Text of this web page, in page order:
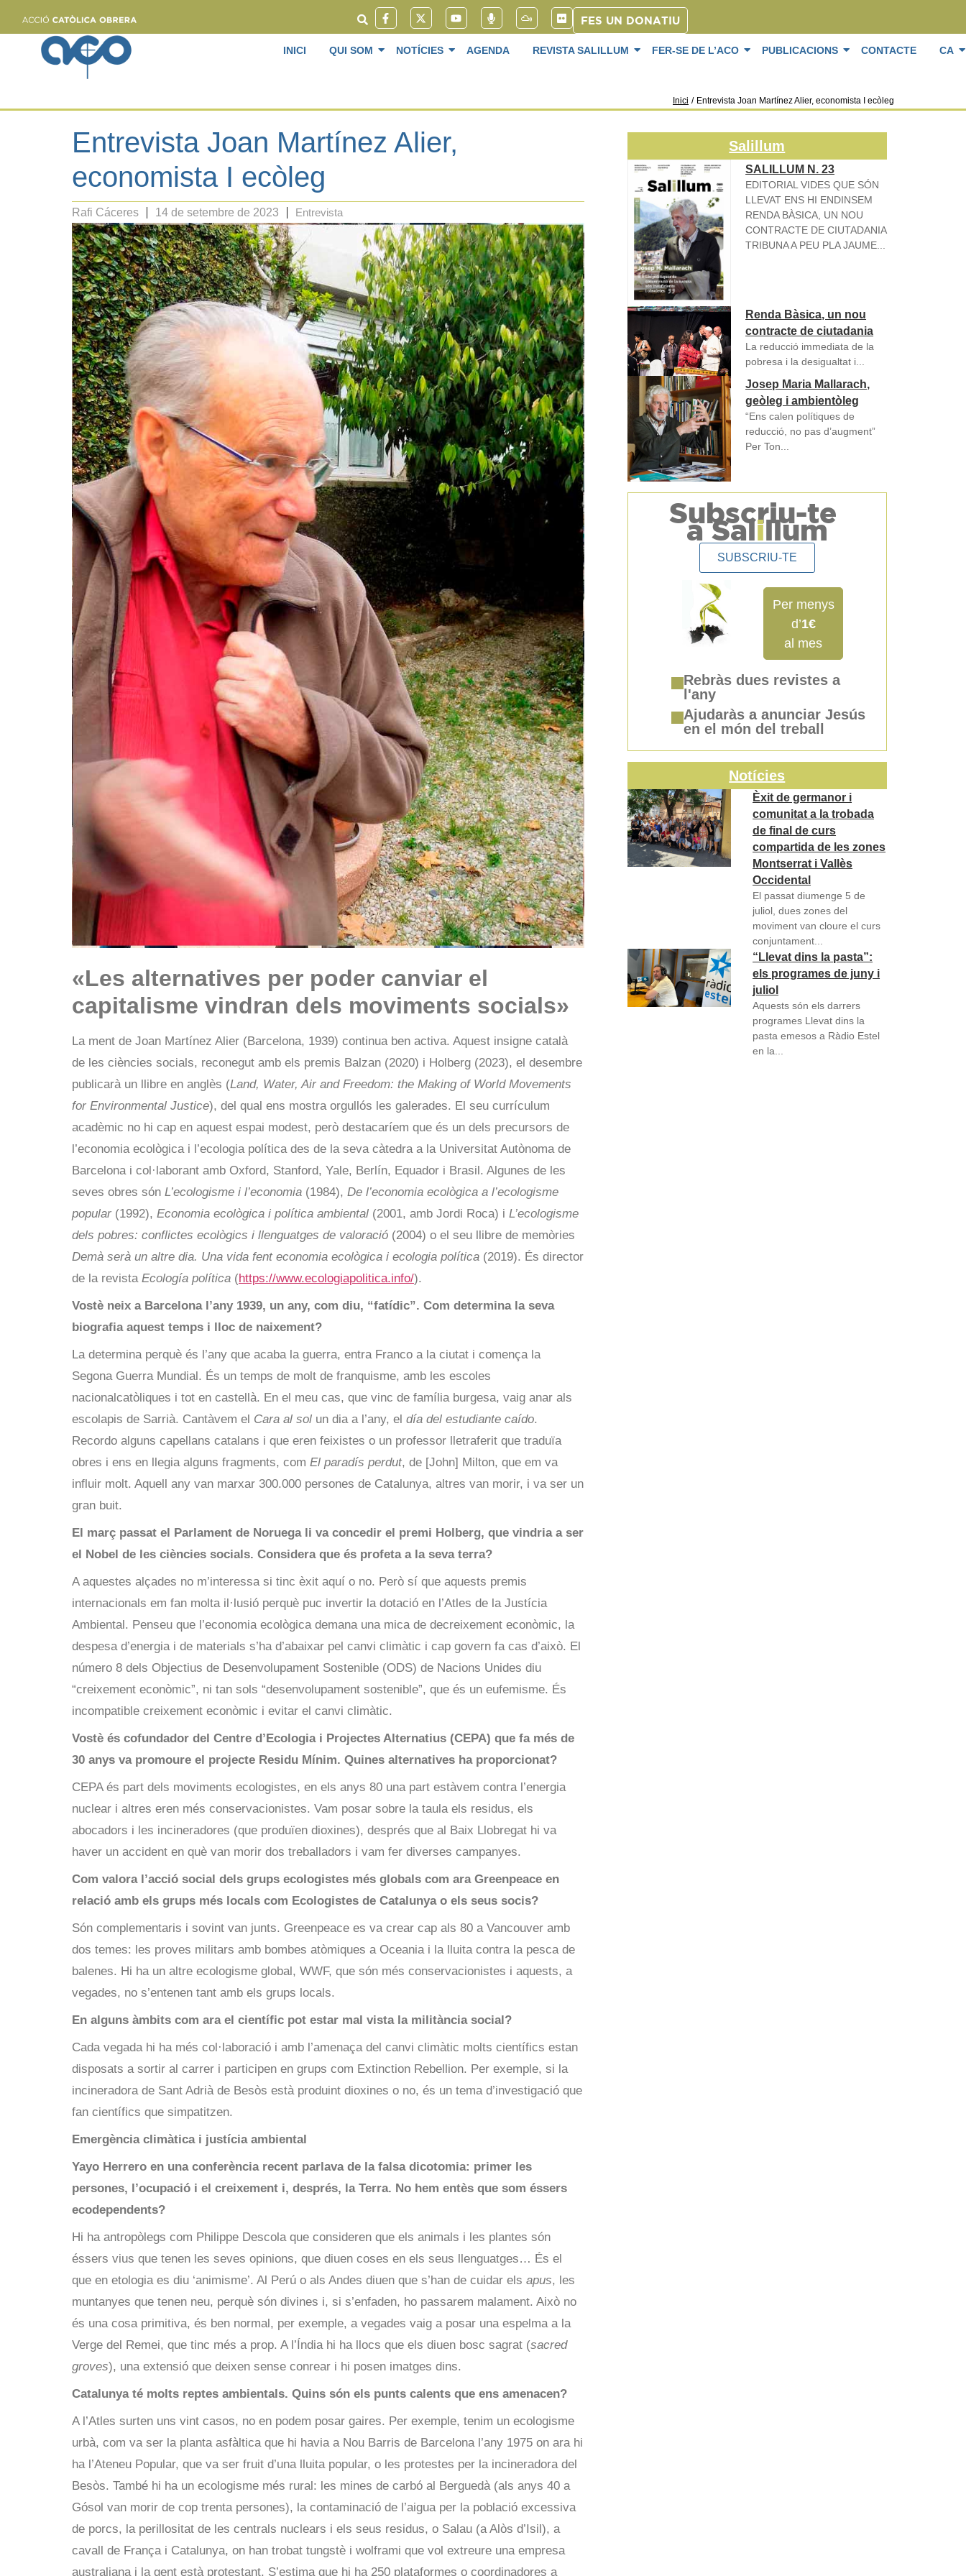
FES UN DONATIU
INICI QUI SOM NOTÍCIES AGENDA REVISTA SALILLUM FER-SE DE L’ACO PUBLICACIONS CONTACTE CA
Inici / Entrevista Joan Martínez Alier, economista I ecòleg
Entrevista Joan Martínez Alier,
economista I ecòleg
Rafi Cáceres 14 de setembre de 2023 Entrevista
«Les alternatives per poder canviar el
capitalisme vindran dels moviments socials»
La ment de Joan Martínez Alier (Barcelona, 1939) continua ben activa. Aquest insigne català
de les ciències socials, reconegut amb els premis Balzan (2020) i Holberg (2023), el desembre
publicarà un llibre en anglès (Land, Water, Air and Freedom: the Making of World Movements
for Environmental Justice), del qual ens mostra orgullós les galerades. El seu currículum
acadèmic no hi cap en aquest espai modest, però destacaríem que és un dels precursors de
l’economia ecològica i l’ecologia política des de la seva càtedra a la Universitat Autònoma de
Barcelona i col·laborant amb Oxford, Stanford, Yale, Berlín, Equador i Brasil. Algunes de les
seves obres són L’ecologisme i l’economia (1984), De l’economia ecològica a l’ecologisme
popular (1992), Economia ecològica i política ambiental (2001, amb Jordi Roca) i L’ecologisme
dels pobres: conflictes ecològics i llenguatges de valoració (2004) o el seu llibre de memòries
Demà serà un altre dia. Una vida fent economia ecològica i ecologia política (2019). És director
de la revista Ecología política (https://www.ecologiapolitica.info/).
Vostè neix a Barcelona l’any 1939, un any, com diu, “fatídic”. Com determina la seva
biografia aquest temps i lloc de naixement?
La determina perquè és l’any que acaba la guerra, entra Franco a la ciutat i comença la
Segona Guerra Mundial. És un temps de molt de franquisme, amb les escoles
nacionalcatòliques i tot en castellà. En el meu cas, que vinc de família burgesa, vaig anar als
escolapis de Sarrià. Cantàvem el Cara al sol un dia a l’any, el día del estudiante caído.
Recordo alguns capellans catalans i que eren feixistes o un professor lletraferit que traduïa
obres i ens en llegia alguns fragments, com El paradís perdut, de [John] Milton, que em va
influir molt. Aquell any van marxar 300.000 persones de Catalunya, altres van morir, i va ser un
gran buit.
El març passat el Parlament de Noruega li va concedir el premi Holberg, que vindria a ser
el Nobel de les ciències socials. Considera que és profeta a la seva terra?
A aquestes alçades no m’interessa si tinc èxit aquí o no. Però sí que aquests premis
internacionals em fan molta il·lusió perquè puc invertir la dotació en l’Atles de la Justícia
Ambiental. Penseu que l’economia ecològica demana una mica de decreixement econòmic, la
despesa d’energia i de materials s’ha d’abaixar pel canvi climàtic i cap govern fa cas d’això. El
número 8 dels Objectius de Desenvolupament Sostenible (ODS) de Nacions Unides diu
“creixement econòmic”, ni tan sols “desenvolupament sostenible”, que és un eufemisme. És
incompatible creixement econòmic i evitar el canvi climàtic.
Vostè és cofundador del Centre d’Ecologia i Projectes Alternatius (CEPA) que fa més de
30 anys va promoure el projecte Residu Mínim. Quines alternatives ha proporcionat?
CEPA és part dels moviments ecologistes, en els anys 80 una part estàvem contra l’energia
nuclear i altres eren més conservacionistes. Vam posar sobre la taula els residus, els
abocadors i les incineradores (que produïen dioxines), després que al Baix Llobregat hi va
haver un accident en què van morir dos treballadors i vam fer diverses campanyes.
Com valora l’acció social dels grups ecologistes més globals com ara Greenpeace en
relació amb els grups més locals com Ecologistes de Catalunya o els seus socis?
Són complementaris i sovint van junts. Greenpeace es va crear cap als 80 a Vancouver amb
dos temes: les proves militars amb bombes atòmiques a Oceania i la lluita contra la pesca de
balenes. Hi ha un altre ecologisme global, WWF, que són més conservacionistes i aquests, a
vegades, no s’entenen tant amb els grups locals.
En alguns àmbits com ara el científic pot estar mal vista la militància social?
Cada vegada hi ha més col·laboració i amb l’amenaça del canvi climàtic molts científics estan
disposats a sortir al carrer i participen en grups com Extinction Rebellion. Per exemple, si la
incineradora de Sant Adrià de Besòs està produint dioxines o no, és un tema d’investigació que
fan científics que simpatitzen.
Emergència climàtica i justícia ambiental
Yayo Herrero en una conferència recent parlava de la falsa dicotomia: primer les
persones, l’ocupació i el creixement i, després, la Terra. No hem entès que som éssers
ecodependents?
Hi ha antropòlegs com Philippe Descola que consideren que els animals i les plantes són
éssers vius que tenen les seves opinions, que diuen coses en els seus llenguatges… És el
que en etologia es diu ‘animisme’. Al Perú o als Andes diuen que s’han de cuidar els apus, les
muntanyes que tenen neu, perquè són divines i, si s’enfaden, ho passarem malament. Això no
és una cosa primitiva, és ben normal, per exemple, a vegades vaig a posar una espelma a la
Verge del Remei, que tinc més a prop. A l’Índia hi ha llocs que els diuen bosc sagrat (sacred
groves), una extensió que deixen sense conrear i hi posen imatges dins.
Catalunya té molts reptes ambientals. Quins són els punts calents que ens amenacen?
A l’Atles surten uns vint casos, no en podem posar gaires. Per exemple, tenim un ecologisme
urbà, com va ser la planta asfàltica que hi havia a Nou Barris de Barcelona l’any 1975 on ara hi
ha l’Ateneu Popular, que va ser fruit d’una lluita popular, o les protestes per la incineradora del
Besòs. També hi ha un ecologisme més rural: les mines de carbó al Berguedà (als anys 40 a
Gósol van morir de cop trenta persones), la contaminació de l’aigua per la població excessiva
de porcs, la perillositat de les centrals nuclears i els seus residus, o Salau (a Alòs d’Isil), a
cavall de França i Catalunya, on han trobat tungstè i wolframi que vol extreure una empresa
australiana i la gent està protestant. S’estima que hi ha 250 plataformes o coordinadores a
Salillum
SALILLUM N. 23
EDITORIAL VIDES QUE SÓN
LLEVAT ENS HI ENDINSEM
RENDA BÀSICA, UN NOU
CONTRACTE DE CIUTADANIA
TRIBUNA A PEU PLA JAUME...
Renda Bàsica, un nou
contracte de ciutadania
La reducció immediata de la
pobresa i la desigualtat i...
Josep Maria Mallarach,
geòleg i ambientòleg
“Ens calen polítiques de
reducció, no pas d’augment”
Per Ton...
Subscriu-te
a Salillum
SUBSCRIU-TE
Per menys
d’1€
al mes
Rebràs dues revistes a
l'any
Ajudaràs a anunciar Jesús
en el món del treball
Notícies
Èxit de germanor i
comunitat a la trobada
de final de curs
compartida de les zones
Montserrat i Vallès
Occidental
El passat diumenge 5 de
juliol, dues zones del
moviment van cloure el curs
conjuntament...
“Llevat dins la pasta”:
els programes de juny i
juliol
Aquests són els darrers
programes Llevat dins la
pasta emesos a Ràdio Estel
en la...